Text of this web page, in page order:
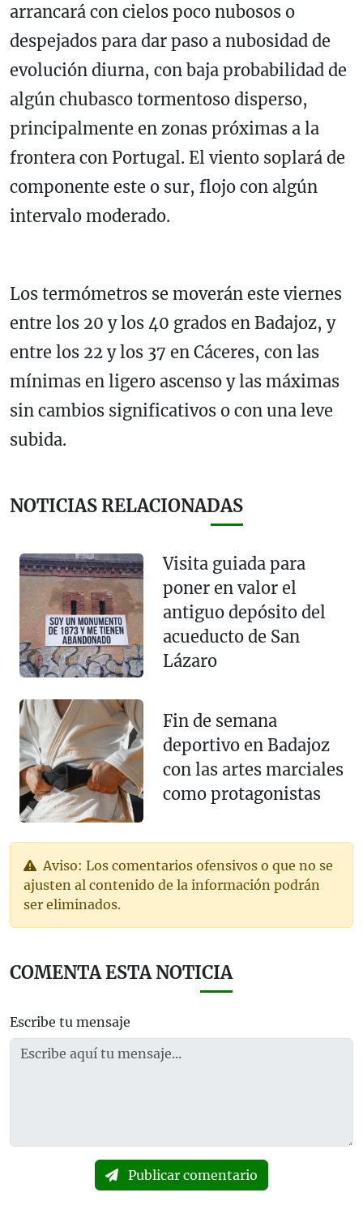
arrancará con cielos poco nubosos o
despejados para dar paso a nubosidad de
evolución diurna, con baja probabilidad de
algún chubasco tormentoso disperso,
principalmente en zonas próximas a la
frontera con Portugal. El viento soplará de
componente este o sur, flojo con algún
intervalo moderado.
Los termómetros se moverán este viernes
entre los 20 y los 40 grados en Badajoz, y
entre los 22 y los 37 en Cáceres, con las
mínimas en ligero ascenso y las máximas
sin cambios significativos o con una leve
subida.
NOTICIAS RELACIONADAS
Visita guiada para
poner en valor el
antiguo depósito del
acueducto de San
Lázaro
Fin de semana
deportivo en Badajoz
con las artes marciales
como protagonistas
Aviso: Los comentarios ofensivos o que no se
ajusten al contenido de la información podrán
ser eliminados.
COMENTA ESTA NOTICIA
Escribe tu mensaje
Publicar comentario